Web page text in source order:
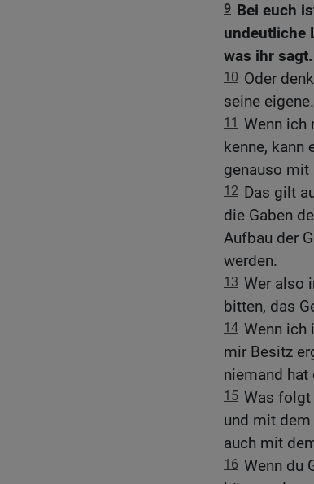
9 Bei euch
undeutliche
was ihr
10 Oder
seine eigene.
11 Wenn ich
kenne, kann
genauso mit
12 Das gilt
die Gaben
Aufbau der
werden.
13 Wer also
bitten, das
14 Wenn ich
mir Besitz
niemand hat
15 Was folgt
und mit
auch mit
16 Wenn du